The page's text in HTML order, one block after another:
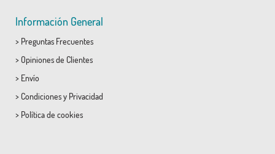
Información General
> Preguntas Frecuentes
> Opiniones de Clientes
> Envío
> Condicionesy Privacidad
> Política de cookies